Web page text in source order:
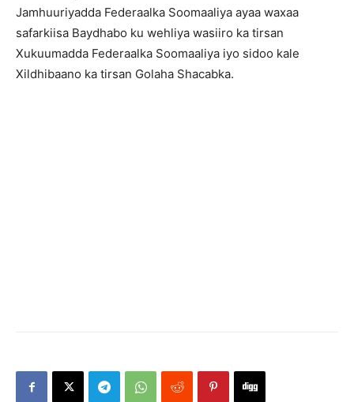
Jamhuuriyadda Federaalka Soomaaliya ayaa waxaa
safarkiisa Baydhabo ku wehliya wasiiro ka tirsan
Xukuumadda Federaalka Soomaaliya iyo sidoo kale
Xildhibaano ka tirsan Golaha Shacabka.